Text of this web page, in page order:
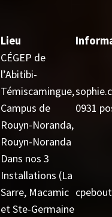
Lieu
CÉGEP de
l’Abitibi-
Témiscamingue,
Campus de
Rouyn-Noranda,
Rouyn-Noranda
0931
Dans nos 3
Installations (La
Sarre, Macamic
et Ste-Germaine